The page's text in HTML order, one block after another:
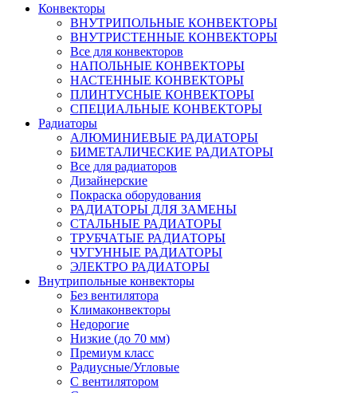
Конвекторы
ВНУТРИПОЛЬНЫЕ КОНВЕКТОРЫ
ВНУТРИСТЕННЫЕ КОНВЕКТОРЫ
Все для конвекторов
НАПОЛЬНЫЕ КОНВЕКТОРЫ
НАСТЕННЫЕ КОНВЕКТОРЫ
ПЛИНТУСНЫЕ КОНВЕКТОРЫ
СПЕЦИАЛЬНЫЕ КОНВЕКТОРЫ
Радиаторы
АЛЮМИНИЕВЫЕ РАДИАТОРЫ
БИМЕТАЛИЧЕСКИЕ РАДИАТОРЫ
Все для радиаторов
Дизайнерские
Покраска оборудования
РАДИАТОРЫ ДЛЯ ЗАМЕНЫ
СТАЛЬНЫЕ РАДИАТОРЫ
ТРУБЧАТЫЕ РАДИАТОРЫ
ЧУГУННЫЕ РАДИАТОРЫ
ЭЛЕКТРО РАДИАТОРЫ
Внутрипольные конвекторы
Без вентилятора
Климаконвекторы
Недорогие
Низкие (до 70 мм)
Премиум класс
Радиусные/Угловые
С вентилятором